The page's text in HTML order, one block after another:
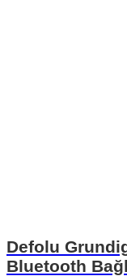
Defolu
Bluetooth